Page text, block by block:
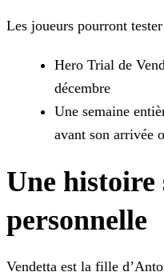
Les joueurs pourront
Hero Trial de
décembre
Une semaine
avant son arrivée
Une histoire
personnelle
Vendetta est la fille